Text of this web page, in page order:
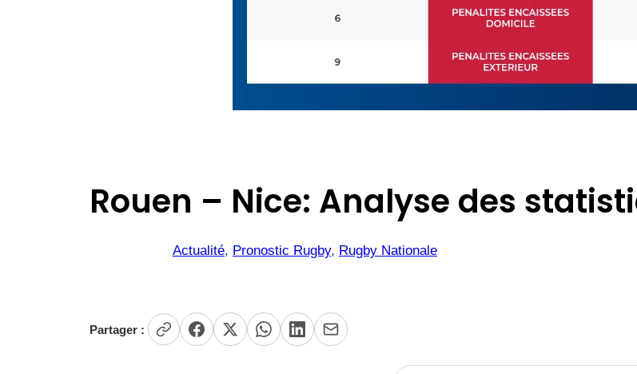
Rouen – Nice: Analyse des
Actualité, Pronostic Rugby, Rugby Nationale
Partager :